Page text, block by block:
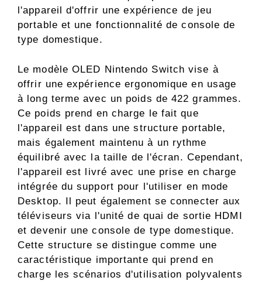
l'appareil d'offrir une expérience de jeu
portable et une fonctionnalité de console de
type domestique.
Le modèle OLED Nintendo Switch vise à
offrir une expérience ergonomique en usage
à long terme avec un poids de 422 grammes.
Ce poids prend en charge le fait que
l'appareil est dans une structure portable,
mais également maintenu à un rythme
équilibré avec la taille de l'écran. Cependant,
l'appareil est livré avec une prise en charge
intégrée du support pour l'utiliser en mode
Desktop. Il peut également se connecter aux
téléviseurs via l'unité de quai de sortie HDMI
et devenir une console de type domestique.
Cette structure se distingue comme une
caractéristique importante qui prend en
charge les scénarios d'utilisation polyvalents